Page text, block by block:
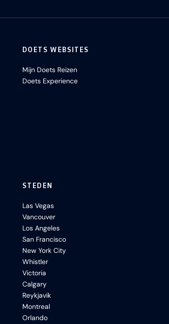
DOETS WEBSITES
Mijn Doets Reizen
Doets Experience
STEDEN
Las Vegas
Vancouver
Los Angeles
San Francisco
New York City
Whistler
Victoria
Calgary
Reykjavik
Montreal
Orlando